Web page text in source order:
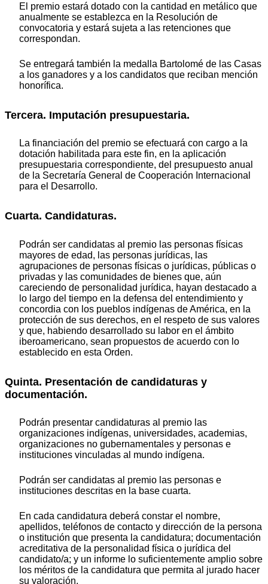
El premio estará dotado con la cantidad en metálico que
anualmente se establezca en la Resolución de
convocatoria y estará sujeta a las retenciones que
correspondan.
Se entregará también la medalla Bartolomé de las Casas
a los ganadores y a los candidatos que reciban mención
honorífica.
Tercera. Imputación presupuestaria.
La financiación del premio se efectuará con cargo a la
dotación habilitada para este fin, en la aplicación
presupuestaria correspondiente, del presupuesto anual
de la Secretaría General de Cooperación Internacional
para el Desarrollo.
Cuarta. Candidaturas.
Podrán ser candidatas al premio las personas físicas
mayores de edad, las personas jurídicas, las
agrupaciones de personas físicas o jurídicas, públicas o
privadas y las comunidades de bienes que, aún
careciendo de personalidad jurídica, hayan destacado a
lo largo del tiempo en la defensa del entendimiento y
concordia con los pueblos indígenas de América, en la
protección de sus derechos, en el respeto de sus valores
y que, habiendo desarrollado su labor en el ámbito
iberoamericano, sean propuestos de acuerdo con lo
establecido en esta Orden.
Quinta. Presentación de candidaturas y
documentación.
Podrán presentar candidaturas al premio las
organizaciones indígenas, universidades, academias,
organizaciones no gubernamentales y personas e
instituciones vinculadas al mundo indígena.
Podrán ser candidatas al premio las personas e
instituciones descritas en la base cuarta.
En cada candidatura deberá constar el nombre,
apellidos, teléfonos de contacto y dirección de la persona
o institución que presenta la candidatura; documentación
acreditativa de la personalidad física o jurídica del
candidato/a; y un informe lo suficientemente amplio sobre
los méritos de la candidatura que permita al jurado hacer
su valoración.